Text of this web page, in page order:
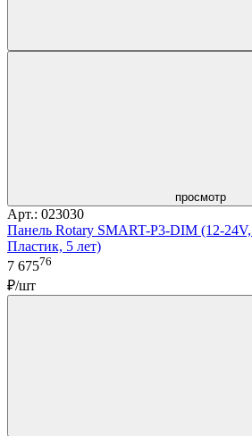
просмотр
Арт.: 023030
Панель Rotary SMART-P3-DIM (12-
Пластик, 5 лет)
7 67576
₽/шт